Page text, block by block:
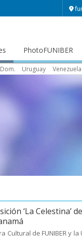
PhotoFUNIBER
Uruguay Venezuela
‘La Celestina’
Cultural de FUNIBER y